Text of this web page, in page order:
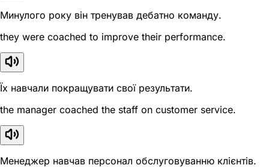
Минулого року він тренував дебатно команду.
they were coached to improve their performance.
Їх навчали покращувати свої результати.
the manager coached the staff on customer service.
Менеджер навчав персонал обслуговуванню клієнтів.